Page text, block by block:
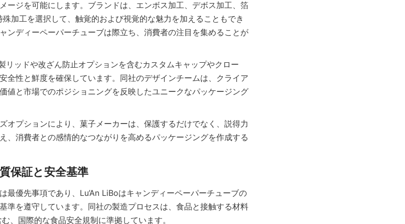
ージを可能にします。ブランドは、エンボス加工、デボス加工、箔
加工を選択して、触覚的および視覚的な魅力を加えることもでき
ンディーペーパーチューブは際立ち、消費者の注目を集めることが
リッドや改ざん防止オプションを含むカスタムキャップやクロー
全性と鮮度を確保しています。同社のデザインチームは、クライア
値と市場でのポジショニングを反映したユニークなパッケージング
オプションにより、菓子メーカーは、保護するだけでなく、説得力
、消費者との感情的なつながりを高めるパッケージングを作成する
最優先事項であり、Lu’An LiBoはキャンディーペーパーチューブの
準を遵守しています。同社の製造プロセスは、食品と接触する材料
、国際的な食品安全規制に準拠しています。